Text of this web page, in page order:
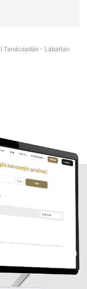
Tanácsadás - Lábatlan